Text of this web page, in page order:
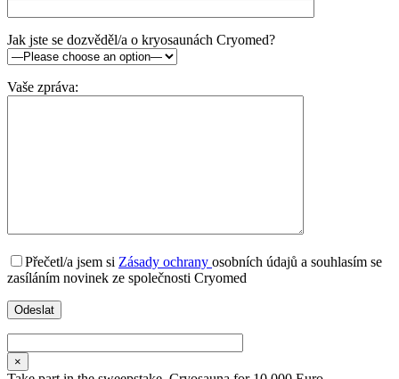
Jak jste se dozvěděl/a o kryosaunách Cryomed?
Vaše zpráva:
Přečetl/a jsem si Zásady ochrany osobních údajů a souhlasím se
zasíláním novinek ze společnosti Cryomed
×